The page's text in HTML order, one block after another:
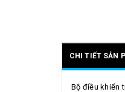
CHI TIẾT SẢN
Bộ điều khiển